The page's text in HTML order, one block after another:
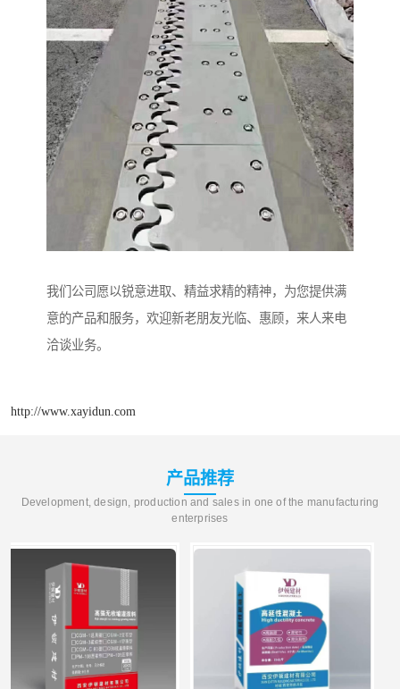
我们公司愿以锐意进取、精益求精的精神，为您提供满
意的产品和服务，欢迎新老朋友光临、惠顾，来人来电
洽谈业务。
http://www.xayidun.com
产品推荐
Development, design, production and sales in one of the manufacturing
enterprises